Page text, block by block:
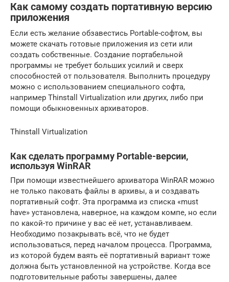
Как самому создать портативную версию
приложения
Если есть желание обзавестись Portable-софтом, вы
можете скачать готовые приложения из сети или
создать собственные. Создание портабельной
программы не требует больших усилий и сверх
способностей от пользователя. Выполнить процедуру
можно с использованием специального софта,
например Thinstall Virtualization или других, либо при
помощи обыкновенных архиваторов.
Thinstall Virtualization
Как сделать программу Portable-версии,
используя WinRAR
При помощи известнейшего архиватора WinRAR можно
не только паковать файлы в архивы, а и создавать
портативный софт. Эта программа из списка «must
have» установлена, наверное, на каждом компе, но если
по какой-то причине у вас её нет, устанавливаем.
Необходимо позакрывать всё, что не будет
использоваться, перед началом процесса. Программа,
из которой будем ваять её портативный вариант тоже
должна быть установленной на устройстве. Когда все
подготовительные работы завершены, далее